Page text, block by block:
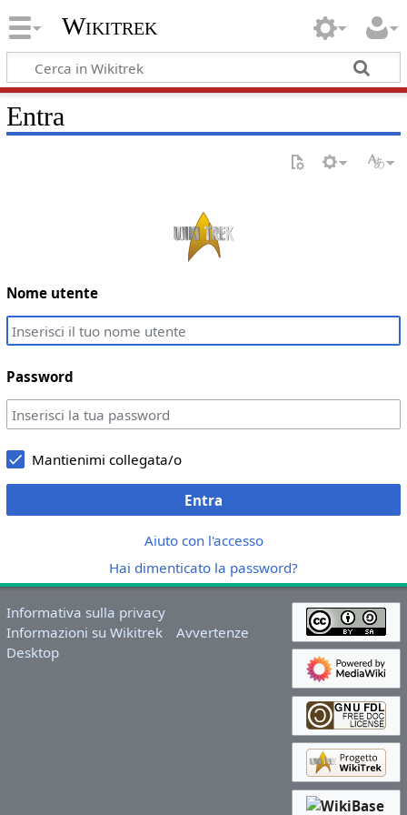
Wikitrek
Entra
Nome utente
Password
Mantienimi collegata/o
Entra
Aiuto con l'accesso
Hai dimenticato la password?
Informativa sulla privacy
Informazioni su Wikitrek
Avvertenze
Desktop